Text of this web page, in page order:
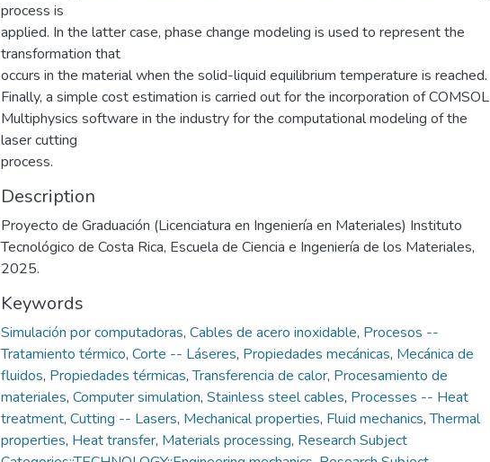
process is
applied. In the latter case, phase change modeling is used to represent the
transformation that
occurs in the material when the solid-liquid equilibrium temperature is reached.
Finally, a simple cost estimation is carried out for the incorporation of COMSOL
Multiphysics software in the industry for the computational modeling of the
laser cutting
process.
Description
Proyecto de Graduación (Licenciatura en Ingeniería en Materiales) Instituto
Tecnológico de Costa Rica, Escuela de Ciencia e Ingeniería de los Materiales,
2025.
Keywords
Simulación por computadoras, Cables de acero inoxidable, Procesos --
Tratamiento térmico, Corte -- Láseres, Propiedades mecánicas, Mecánica de
fluidos, Propiedades térmicas,Transferencia de calor, Procesamiento de
materiales, Computer simulation, Stainless steel cables, Processes -- Heat
treatment, Cutting -- Lasers, Mechanical properties, Fluid mechanics,Thermal
properties, Heat transfer, Materials processing, Research Subject